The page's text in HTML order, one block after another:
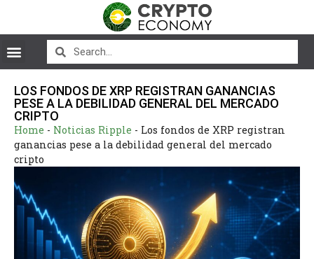
LOS FONDOS DE XRP REGISTRAN GANANCIAS
PESE A LA DEBILIDAD GENERAL DEL MERCADO
CRIPTO
Home - Noticias Ripple - Los fondos de XRP registran
ganancias pese a la debilidad general del mercado
cripto